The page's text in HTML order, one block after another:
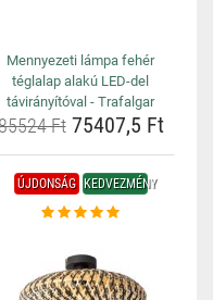
Mennyezeti lámpa fehér
téglalap alakú LED-del
távirányítóval - Trafalgar
Ft75407,5 Ft
ÚJDONSÁG KEDVEZMÉNY